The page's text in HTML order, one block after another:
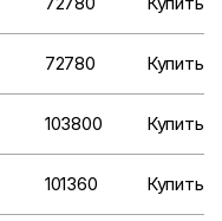
72780 Купить
103800 Купить
101360 Купить